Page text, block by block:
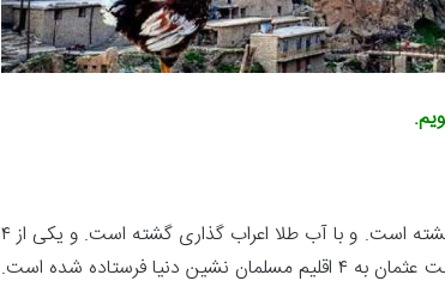
قرآن مبارک و خطی روستای نگل که با خط کوفی نوشته گشته است. و با آب طلا اعراب گذاری گشته است. و یکی از ۴
نسخه خطی قرآن در صدر اسلام میباشد. که در دوره خلافت عثمان به ۴ اقلیم مسلمان نشین دنیا فرستاده شده است.